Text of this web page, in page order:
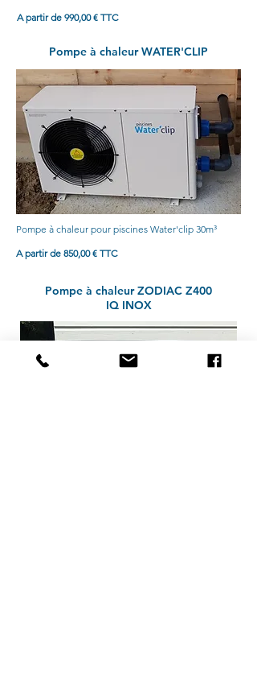
A partir de 990,00 € TTC
Pompe à chaleur WATER'CLIP
Pompe à chaleur pour piscines Water'clip 30m³
A partir de 850,00 € TTC
Pompe à chaleur ZODIAC Z400
IQ INOX